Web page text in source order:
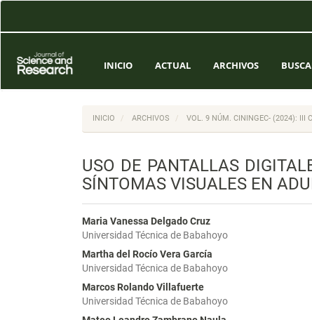
Contenido
Barra
lateral
INICIO ACTUAL ARCHIVOS
INICIO ARCHIVOS VOL. 9 NÚM. CININGEC- (2024): III
USO DE PANTALLAS
SÍNTOMAS VISUALES EN
Maria Vanessa Delgado Cruz
Universidad Técnica de Babahoyo
Martha del Rocío Vera García
Universidad Técnica de Babahoyo
Marcos Rolando Villafuerte
Universidad Técnica de Babahoyo